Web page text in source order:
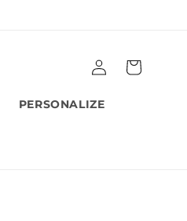
PERSONALIZE
login
Carrinho